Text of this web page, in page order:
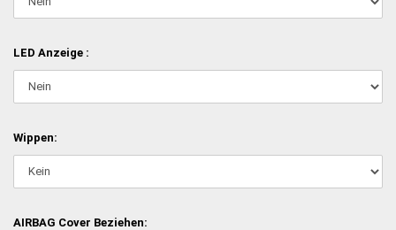
LED Anzeige :
Wippen:
AIRBAG Cover Beziehen: